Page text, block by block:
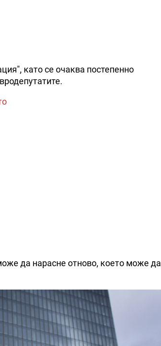
като се очаква постепенно
да нарасне отново, което може да